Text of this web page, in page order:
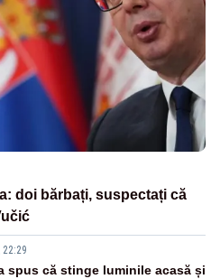
doi bărbați, suspectați că
spus că stinge luminile acasă și